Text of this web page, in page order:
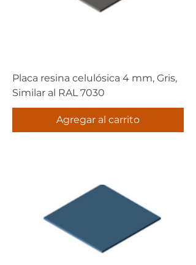
Placa resina celulósica 4 mm, Gris,
Similar al RAL 7030
Agregar al carrito